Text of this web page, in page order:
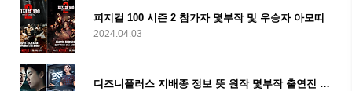
피지컬 100 시즌 2 참가자 몇부작 및 우승자 아모띠
2024.04.03
디즈니플러스 지배종 정보 뜻 원작 몇부작 출연진 및 줄거리